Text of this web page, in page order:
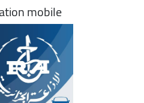
mobile